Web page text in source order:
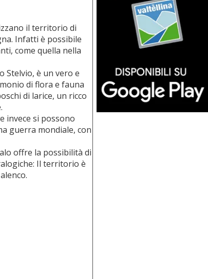
il territorio di
Infatti è possibile
come quella nella
Stelvio, è un vero e
di flora e fauna
di larice, un ricco
invece si possono
guerra mondiale, con
offre la possibilità di
Il territorio è